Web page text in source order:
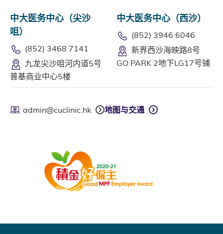
中大医务中心（尖沙
咀）
(852) 3468 7141
九龙尖沙咀河内道5号
普基商业中心5楼
中大医务中心（西沙）
(852) 3946 6046
新界西沙海映路8号
GO PARK 2地下LG17号铺
admin@cuclinic.hk 地图与交通